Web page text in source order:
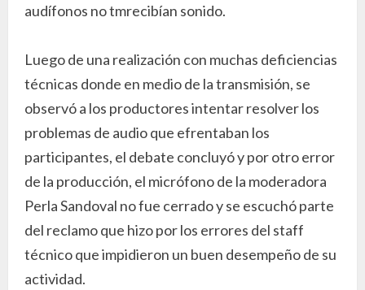
audífonos no tmrecibían sonido.
Luego de una realización con muchas deficiencias
técnicas donde en medio de la transmisión, se
observó a los productores intentar resolver los
problemas de audio que efrentaban los
participantes, el debate concluyó y por otro error
de la producción, el micrófono de la moderadora
Perla Sandoval no fue cerrado y se escuchó parte
del reclamo que hizo por los errores del staff
técnico que impidieron un buen desempeño de su
actividad.